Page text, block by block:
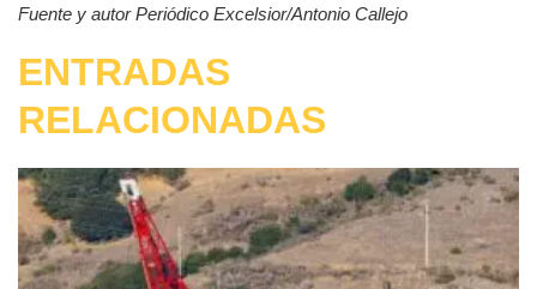
Fuente y autor Periódico Excelsior/Antonio Callejo
ENTRADAS
RELACIONADAS